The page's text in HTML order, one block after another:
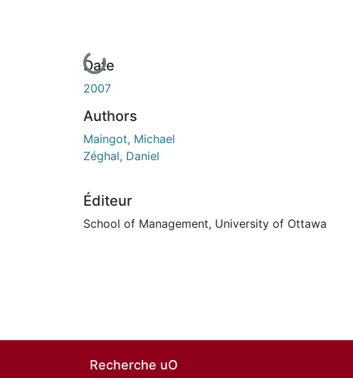
En cours de chargement...
Date
2007
Authors
Maingot, Michael
Zéghal, Daniel
Éditeur
School of Management, University of Ottawa
Recherche uO